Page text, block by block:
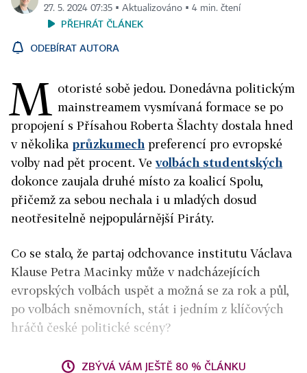
27. 5. 2024 07:35 ▪ Aktualizováno ▪ 4 min. čtení
PŘEHRÁT ČLÁNEK
ODEBÍRAT AUTORA
M otoristé sobě jedou. Donedávna politickým
mainstreamem vysmívaná formace se po
propojení s Přísahou Roberta Šlachty dostala hned
v několika průzkumech preferencí pro evropské
volby nad pět procent. Vevolbách studentských
dokonce zaujala druhé místo za koalicí Spolu,
přičemž za sebou nechala i u mladých dosud
neotřesitelně nejpopulárnější Piráty.
Co se stalo, že partaj odchovance institutu Václava
Klause Petra Macinky může v nadcházejících
evropských volbách uspět a možná se za rok a půl,
po volbách sněmovních, stát i jedním z klíčových
hráčů české politické scény?
ZBÝVÁ VÁM JEŠTĚ 80 % ČLÁNKU